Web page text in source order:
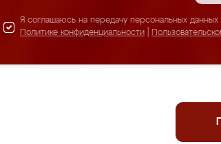
Я соглашаюсь на передачу персональных данных
Политике конфиденциальности